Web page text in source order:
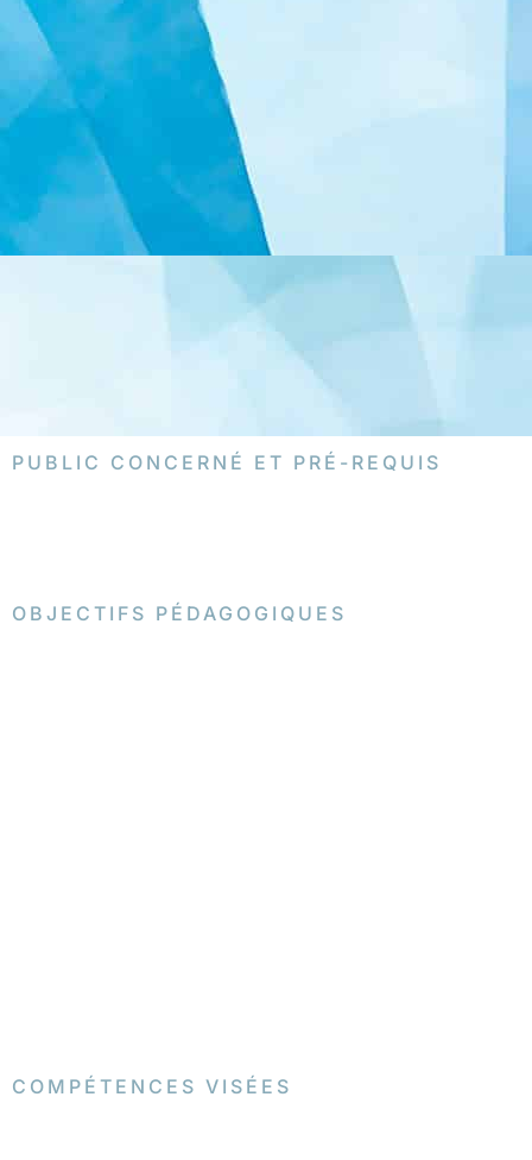
PUBLIC CONCERNÉ ET PRÉ-REQUIS
OBJECTIFS PÉDAGOGIQUES
COMPÉTENCES VISÉES